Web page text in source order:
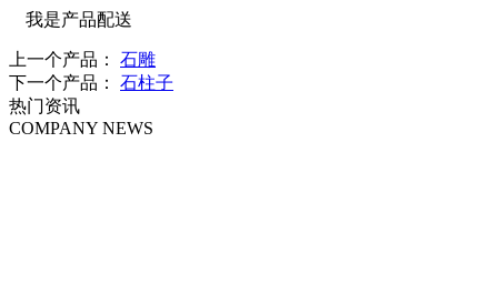
我是产品配送
上一个产品： 石雕
下一个产品： 石柱子
热门资讯
COMPANY NEWS